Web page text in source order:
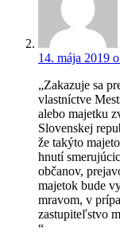
14. mája 2019
„Zakazuje sa
vlastníctve
alebo majetku
Slovenskej
že takýto
hnutí
občanov,
majetok bude
mravom, v
zastupiteľstvo
“